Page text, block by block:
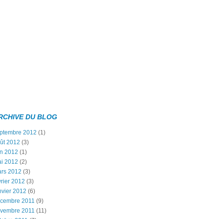
DU BLOG
2012 (1)
2012 (3)
2012 (1)
2012 (2)
2012 (3)
2012 (3)
2012 (6)
2011 (9)
2011 (11)